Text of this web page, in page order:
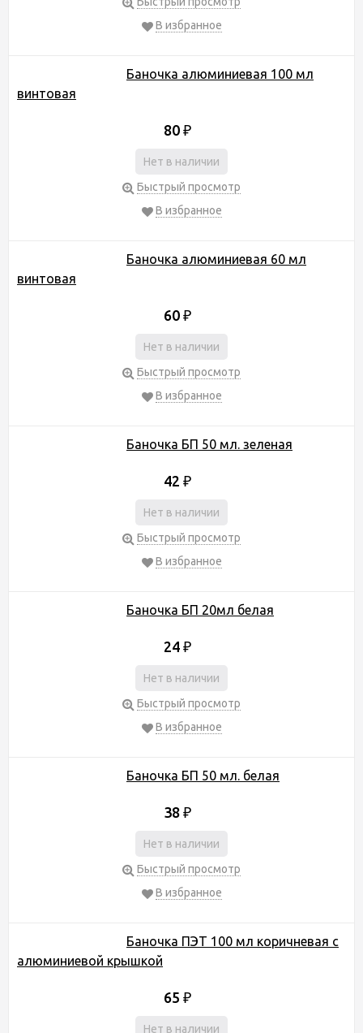
В избранное
Баночка алюминиевая 100 мл
винтовая
80 ₽
Нет в наличии
Быстрый просмотр
В избранное
Баночка алюминиевая 60 мл
винтовая
60 ₽
Нет в наличии
Быстрый просмотр
В избранное
Баночка БП 50 мл. зеленая
42 ₽
Нет в наличии
Быстрый просмотр
В избранное
Баночка БП 20мл белая
24 ₽
Нет в наличии
Быстрый просмотр
В избранное
Баночка БП 50 мл. белая
38 ₽
Нет в наличии
Быстрый просмотр
В избранное
Баночка ПЭТ 100 мл коричневая с
алюминиевой крышкой
65 ₽
Нет в наличии